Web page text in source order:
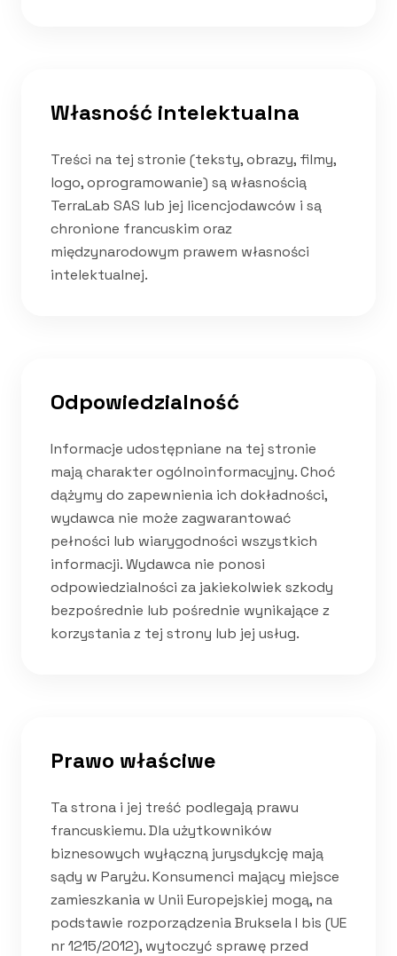
Własność intelektualna
Treści na tej stronie (teksty, obrazy, filmy,
logo, oprogramowanie) są własnością
TerraLab SAS lub jej licencjodawców i są
chronione francuskim oraz
międzynarodowym prawem własności
intelektualnej.
Odpowiedzialność
Informacje udostępniane na tej stronie
mają charakter ogólnoinformacyjny. Choć
dążymy do zapewnienia ich dokładności,
wydawca nie może zagwarantować
pełności lub wiarygodności wszystkich
informacji. Wydawca nie ponosi
odpowiedzialności za jakiekolwiek szkody
bezpośrednie lub pośrednie wynikające z
korzystania z tej strony lub jej usług.
Prawo właściwe
Ta strona i jej treść podlegają prawu
francuskiemu. Dla użytkowników
biznesowych wyłączną jurysdykcję mają
sądy w Paryżu. Konsumenci mający miejsce
zamieszkania w Unii Europejskiej mogą, na
podstawie rozporządzenia Bruksela I bis (UE
nr 1215/2012), wytoczyć sprawę przed